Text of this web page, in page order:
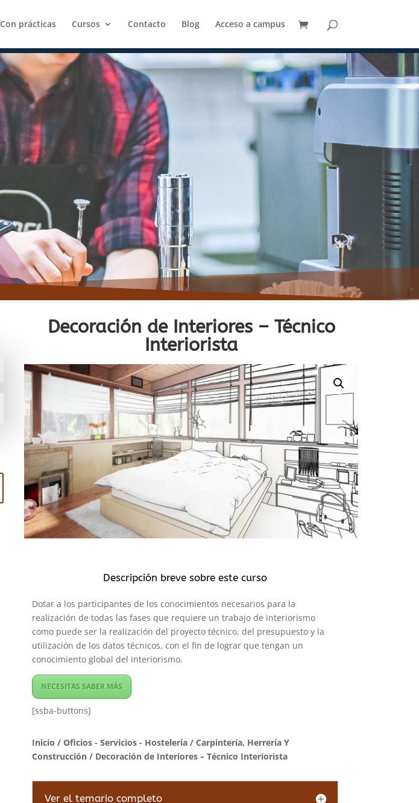
Con prácticas Cursos Contacto Blog Acceso a campus
Decoración de Interiores – Técnico
Interiorista
Descripción breve sobre este curso
Dotar a los participantes de los conocimientos necesarios para la
realización de todas las fases que requiere un trabajo de interiorismo
como puede ser la realización del proyecto técnico, del presupuesto y la
utilización de los datos técnicos, con el fin de lograr que tengan un
conocimiento global del interiorismo.
NECESITAS SABER MÁS
[ssba-buttons]
Inicio / Oficios - Servicios - Hostelería/ Carpintería, Herrería Y
Construcción/ Decoración de Interiores – Técnico Interiorista
Ver el temario completo